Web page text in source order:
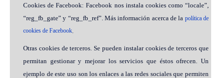
Cookies de Facebook: Facebook nos instala cookies como “locale”,
“reg_fb_gate” y “reg_fb_ref”. Más información acerca de la política de
cookies de Facebook.
Otras cookies de terceros. Se pueden instalar cookies de terceros que
permitan gestionar y mejorar los servicios que éstos ofrecen. Un
ejemplo de este uso son los enlaces a las redes sociales que permiten